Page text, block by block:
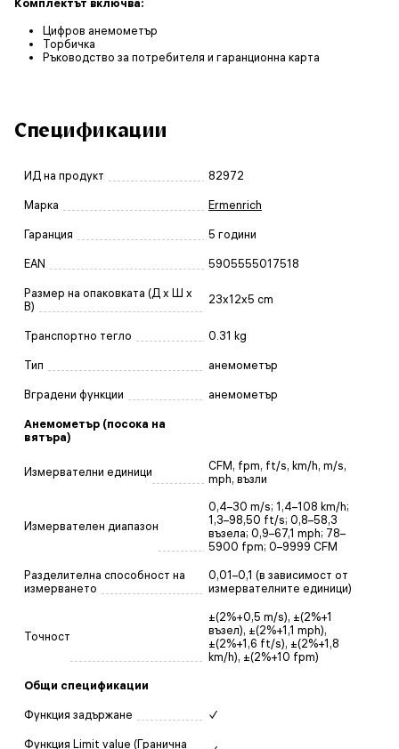
Цифров анемометър
Торбичка
Ръководство за потребителя и гаранционна карта
Спецификации
ИД на продукт 82972
Марка Ermenrich
Гаранция 5 години
EAN 5905555017518
Размер на опаковката (Д x Ш x
В)
23x12x5 cm
Транспортно тегло 0.31 kg
Тип анемометър
Вградени функции анемометър
Анемометър (посока на
вятъра)
Измервателни единици
CFM, fpm, ft/s, km/h, m/s,
mph, възли
Измервателен диапазон
0,4–30 m/s; 1,4–108 km/h;
1,3–98,50 ft/s; 0,8–58,3
възела; 0,9–67,1 mph; 78–
5900 fpm; 0–9999 CFM
Разделителна способност на
измерването
0,01–0,1 (в зависимост от
измервателните единици)
Точност
±(2%+0,5 m/s), ±(2%+1
възел), ±(2%+1,1 mph),
±(2%+1,6 ft/s), ±(2%+1,8
km/h), ±(2%+10 fpm)
Общи спецификации
Функция задържане ✓
Функция Limit value (Гранична